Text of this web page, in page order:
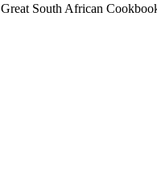
South African